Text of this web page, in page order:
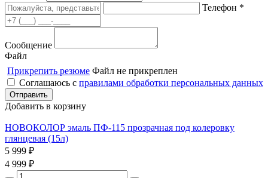
Телефон *
Сообщение
Файл
Прикрепить резюме Файл не прикреплен
Соглашаюсь с правилами обработки персональных данных
Добавить в корзину
НОВОКОЛОР эмаль ПФ-115 прозрачная под колеровку
глянцевая (15л)
5 999 ₽
4 999 ₽